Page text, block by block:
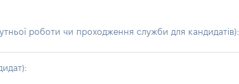
роботи чи проходження служби для кандидатів):
: